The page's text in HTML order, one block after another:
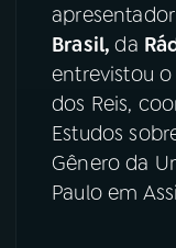
ACOMPANHE A
YouTube
Instagram
Brasil,da
entrevistou o
dos Reis,
Estudos
Gênero da
Paulo em